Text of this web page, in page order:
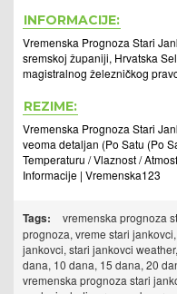
INFORMACIJE:
Vremenska Prognoza Stari
sremskoj županiji, Hrvatska
magistralnog železničkog
REZIME:
Vremenska Prognoza Stari
veoma detaljan (Po Satu (Po
Temperaturu / Vlaznost /
Informacije | Vremenska123
Tags:
vremenska prognoza
prognoza, vreme stari
jankovci, stari jankovci
dana, 10 dana, 15 dana, 20
vremenska prognoza stari